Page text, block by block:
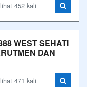
452 kali
WEST SEHATI
DAN
471 kali